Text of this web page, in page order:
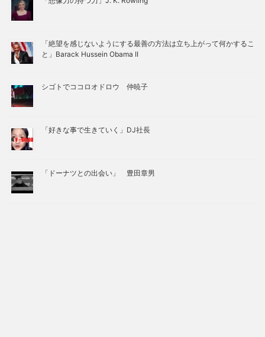
「絶望を感じないようにする最善の方法は立ち上がって何かするこ
と」Barack Hussein Obama II
シゴトでココロオドロウ 仲暁子
「好きな事で生きていく」DJ社長
「ドーナツとの出会い」 豊田章男